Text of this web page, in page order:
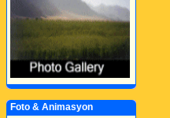
Foto & Animasyon